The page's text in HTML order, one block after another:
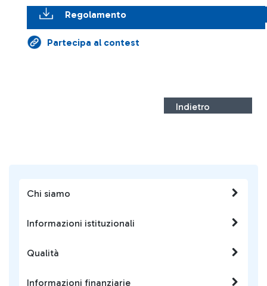
Chi siamo
Informazioni istituzionali
Qualità
Informazioni finanziarie
Regolamento
Partecipa al contest
Indietro